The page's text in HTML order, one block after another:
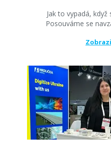
Jak to vypadá,
Posouváme se